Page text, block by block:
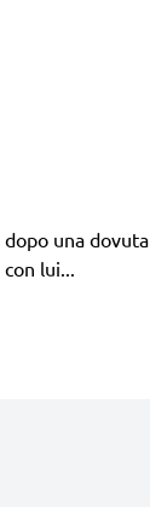
una
lui...